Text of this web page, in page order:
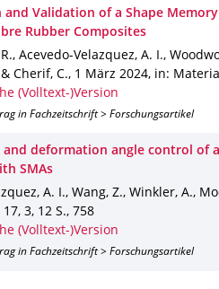
and Validation of a Shape
Rubber Composites
Acevedo-Velazquez, A. I.,
Cherif, C., 1 März 2024, in:
(Volltext-)Version
in Fachzeitschrift > Forschungsartikel
and deformation angle control of
SMAs
A. I., Wang, Z., Winkler, A.,
17, 3, 12 S., 758
(Volltext-)Version
in Fachzeitschrift > Forschungsartikel